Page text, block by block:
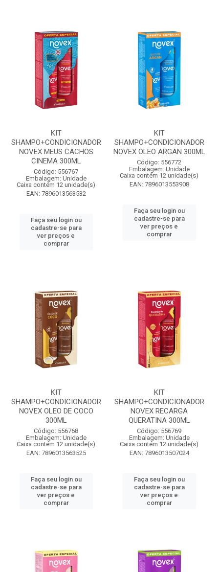
KIT
SHAMPO+CONDICIONADOR
NOVEX MEUS CACHOS
CINEMA 300ML
Código: 556767
Embalagem: Unidade
Caixa contém 12 unidade(s)
EAN: 7896013563532
Faça seu login ou
cadastre-se para
ver preços e
comprar
KIT
SHAMPO+CONDICIONADOR
NOVEX OLEO ARGAN 300ML
Código: 556772
Embalagem: Unidade
Caixa contém 12 unidade(s)
EAN: 7896013553908
Faça seu login ou
cadastre-se para
ver preços e
comprar
KIT
SHAMPO+CONDICIONADOR
NOVEX OLEO DE COCO
300ML
Código: 556768
Embalagem: Unidade
Caixa contém 12 unidade(s)
EAN: 7896013563525
Faça seu login ou
cadastre-se para
ver preços e
comprar
KIT
SHAMPO+CONDICIONADOR
NOVEX RECARGA
QUERATINA 300ML
Código: 556769
Embalagem: Unidade
Caixa contém 12 unidade(s)
EAN: 7896013507024
Faça seu login ou
cadastre-se para
ver preços e
comprar